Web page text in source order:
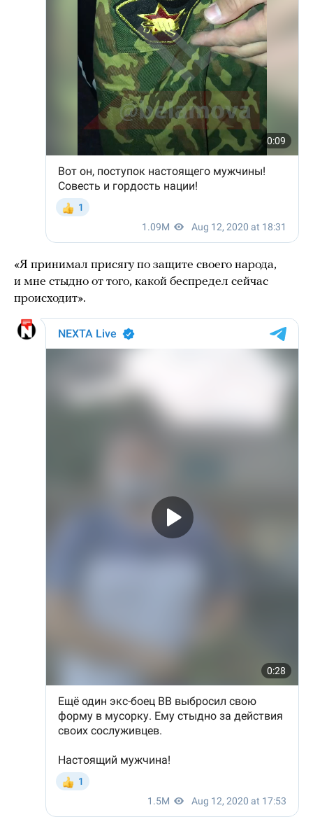
«Я принимал присягу по защите своего народа,
и мне стыдно от того, какой беспредел сейчас
происходит».